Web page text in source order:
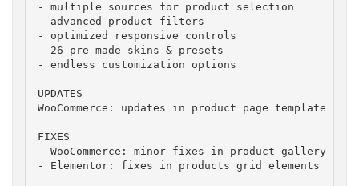
- multiple sources for product selection
- advanced product filters
- optimized responsive controls
- 26 pre-made skins & presets
- endless customization options
UPDATES
WooCommerce: updates in product page template
FIXES
- WooCommerce: minor fixes in product gallery
- Elementor: fixes in products grid elements